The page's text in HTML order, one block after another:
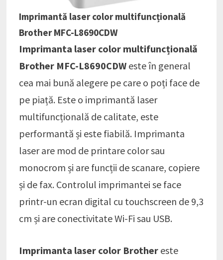
Imprimantă laser color multifuncțională
Brother MFC-L8690CDW
Imprimanta laser color multifuncțională
Brother MFC-L8690CDW este în general
cea mai bună alegere pe care o poți face de
pe piață. Este o imprimantă laser
multifuncțională de calitate, este
performantă și este fiabilă. Imprimanta
laser are mod de printare color sau
monocrom și are funcții de scanare, copiere
și de fax. Controlul imprimantei se face
printr-un ecran digital cu touchscreen de 9,3
cm și are conectivitate Wi-Fi sau USB.
Imprimanta laser color Brother este